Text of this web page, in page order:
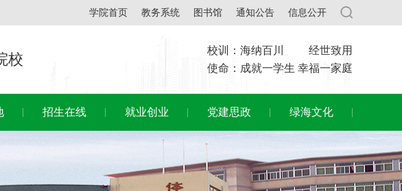
学院首页 教务系统 图书馆 通知公告 信息公开
校
校训：海纳百川 经世致用
使命：成就一学生 幸福一家庭
招生在线 就业创业 党建思政 绿海文化